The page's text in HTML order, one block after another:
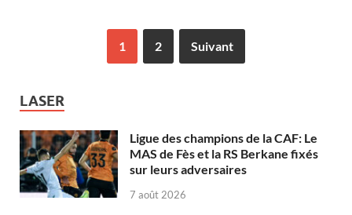
1 2 Suivant
LASER
Ligue des champions de la CAF: Le
MAS de Fès et la RS Berkane fixés
sur leurs adversaires
7 août 2026